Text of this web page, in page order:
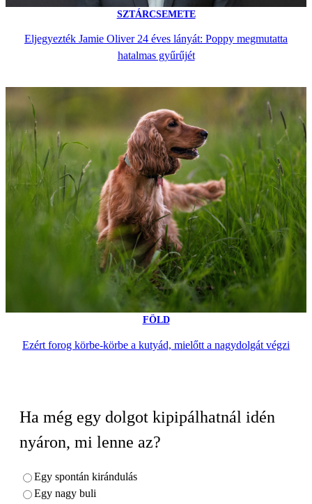
SZTÁRCSEMETE
Eljegyezték Jamie Oliver 24 éves lányát: Poppy megmutatta
hatalmas gyűrűjét
FÖLD
Ezért forog körbe-körbe a kutyád, mielőtt a nagydolgát végzi
Ha még egy dolgot kipipálhatnál idén
nyáron, mi lenne az?
Egy spontán kirándulás
Egy nagy buli